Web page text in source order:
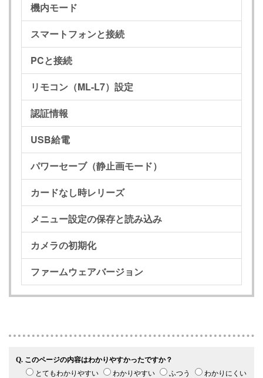
機内モード
スマートフォンと接続
PCと接続
リモコン（ML-L7）設定
認証情報
USB給電
パワーセーブ（静止画モード）
カードなし時レリーズ
メニュー設定の保存と読み込み
カメラの初期化
ファームウェアバージョン